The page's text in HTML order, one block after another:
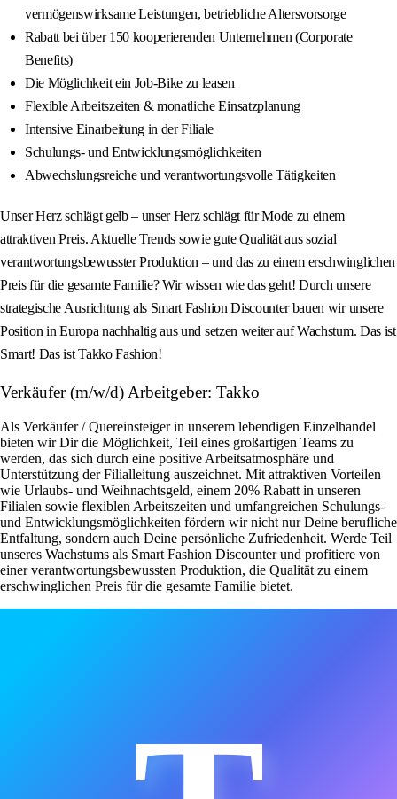
vermögenswirksame Leistungen, betriebliche Altersvorsorge
Rabatt bei über 150 kooperierenden Unternehmen (Corporate
Benefits)
Die Möglichkeit ein Job-Bike zu leasen
Flexible Arbeitszeiten & monatliche Einsatzplanung
Intensive Einarbeitung in der Filiale
Schulungs- und Entwicklungsmöglichkeiten
Abwechslungsreiche und verantwortungsvolle Tätigkeiten
Unser Herz schlägt gelb – unser Herz schlägt für Mode zu einem
attraktiven Preis. Aktuelle Trends sowie gute Qualität aus sozial
verantwortungsbewusster Produktion – und das zu einem erschwinglichen
Preis für die gesamte Familie? Wir wissen wie das geht! Durch unsere
strategische Ausrichtung als Smart Fashion Discounter bauen wir unsere
Position in Europa nachhaltig aus und setzen weiter auf Wachstum. Das ist
Smart! Das ist Takko Fashion!
Verkäufer (m/w/d) Arbeitgeber: Takko
Als Verkäufer / Quereinsteiger in unserem lebendigen Einzelhandel
bieten wir Dir die Möglichkeit, Teil eines großartigen Teams zu
werden, das sich durch eine positive Arbeitsatmosphäre und
Unterstützung der Filialleitung auszeichnet. Mit attraktiven Vorteilen
wie Urlaubs- und Weihnachtsgeld, einem 20% Rabatt in unseren
Filialen sowie flexiblen Arbeitszeiten und umfangreichen Schulungs-
und Entwicklungsmöglichkeiten fördern wir nicht nur Deine berufliche
Entfaltung, sondern auch Deine persönliche Zufriedenheit. Werde Teil
unseres Wachstums als Smart Fashion Discounter und profitiere von
einer verantwortungsbewussten Produktion, die Qualität zu einem
erschwinglichen Preis für die gesamte Familie bietet.